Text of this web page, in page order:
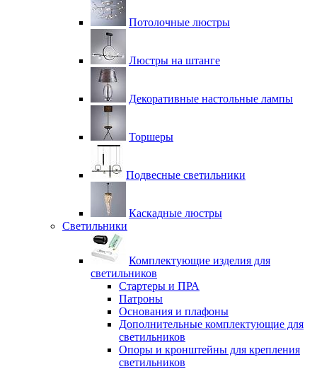
Потолочные люстры
Люстры на штанге
Декоративные настольные лампы
Торшеры
Подвесные светильники
Каскадные люстры
Светильники
Комплектующие изделия для
светильников
Стартеры и ПРА
Патроны
Основания и плафоны
Дополнительные комплектующие для
светильников
Опоры и кронштейны для крепления
светильников